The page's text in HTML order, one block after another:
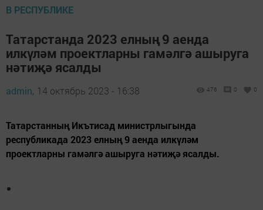
В РЕСПУБЛИКЕ
Татарстанда 2023 елның 9 аенда
илкүләм проектларны гамәлгә ашыруга
нәтиҗә ясалды
admin, 14 октябрь 2023 - 16:38 476 0 0
Татарстанның Икътисад министрлыгында
республикада 2023 елның 9 аенда илкүләм
проектларны гамәлгә ашыруга нәтиҗә ясалды.